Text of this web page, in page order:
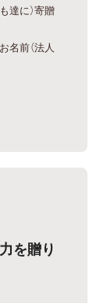
達に）寄贈
名前（法人
を贈り